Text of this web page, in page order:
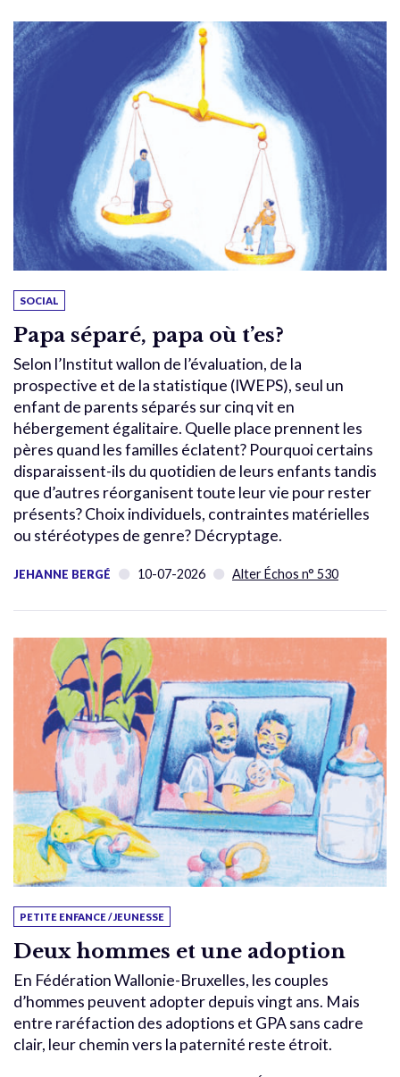
SOCIAL
Papa séparé, papa où t’es?
Selon l’Institut wallon de l’évaluation, de la
prospective et de la statistique (IWEPS), seul un
enfant de parents séparés sur cinq vit en
hébergement égalitaire. Quelle place prennent les
pères quand les familles éclatent? Pourquoi certains
disparaissent-ils du quotidien de leurs enfants tandis
que d’autres réorganisent toute leur vie pour rester
présents? Choix individuels, contraintes matérielles
ou stéréotypes de genre? Décryptage.
JEHANNE BERGÉ 10-07-2026 Alter Échos n° 530
PETITE ENFANCE / JEUNESSE
Deux hommes et une adoption
En Fédération Wallonie-Bruxelles, les couples
d’hommes peuvent adopter depuis vingt ans. Mais
entre raréfaction des adoptions et GPA sans cadre
clair, leur chemin vers la paternité reste étroit.